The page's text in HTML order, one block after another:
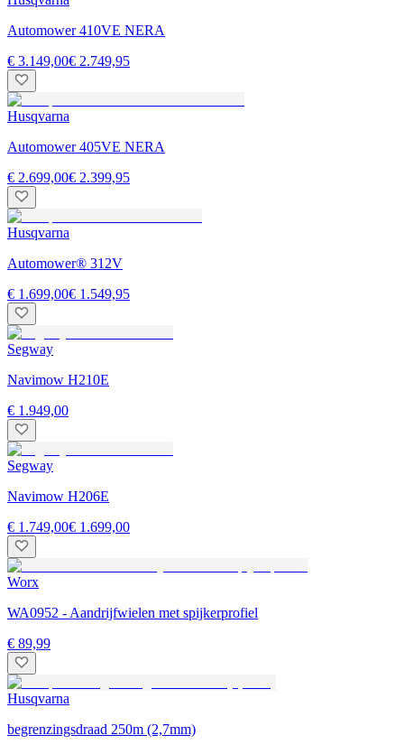
Automower 410VE NERA
€ 3.149,00€ 2.749,95
Husqvarna
Automower 405VE NERA
€ 2.699,00€ 2.399,95
Husqvarna
Automower® 312V
€ 1.699,00€ 1.549,95
Segway
Navimow H210E
€ 1.949,00
Segway
Navimow H206E
€ 1.749,00€ 1.699,00
Worx
WA0952 - Aandrijfwielen met spijkerprofiel
€ 89,99
Husqvarna
begrenzingsdraad 250m (2,7mm)